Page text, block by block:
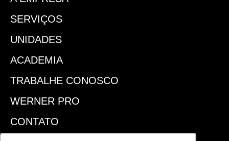
SERVIÇOS
UNIDADES
ACADEMIA
TRABALHE CONOSCO
WERNER PRO
CONTATO